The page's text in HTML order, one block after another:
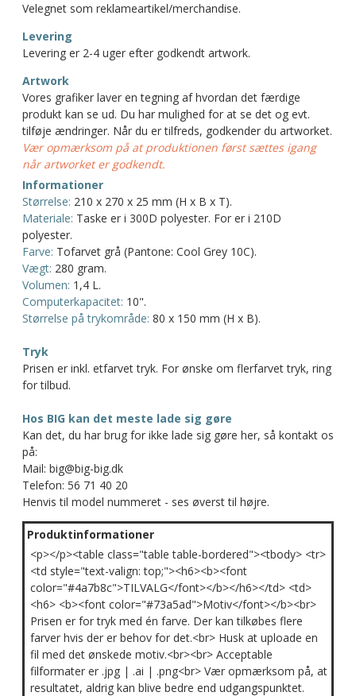
Velegnet som reklameartikel/merchandise.
Levering
Levering er 2-4 uger efter godkendt artwork.
Artwork
Vores grafiker laver en tegning af hvordan det færdige
produkt kan se ud. Du har mulighed for at se det og evt.
tilføje ændringer. Når du er tilfreds, godkender du artworket.
Vær opmærksom på at produktionen først sættes igang
når artworket er godkendt.
Informationer
Størrelse: 210 x 270 x 25 mm (H x B x T).
Materiale: Taske er i 300D polyester. For er i 210D
polyester.
Farve: Tofarvet grå (Pantone: Cool Grey 10C).
Vægt: 280 gram.
Volumen: 1,4 L.
Computerkapacitet: 10".
Størrelse på trykområde: 80 x 150 mm (H x B).
Tryk
Prisen er inkl. etfarvet tryk. For ønske om flerfarvet tryk, ring
for tilbud.
Hos BIG kan det meste lade sig gøre
Kan det, du har brug for ikke lade sig gøre her, så kontakt os
på:
Mail: big@big-big.dk
Telefon: 56 71 40 20
Henvis til model nummeret - ses øverst til højre.
Produktinformationer
<p></p><table class="table table-bordered"><tbody> <tr>
<td style="text-valign: top;"><h6><b><font
color="#4a7b8c">TILVALG</font></b></h6></td> <td>
<h6> <b><font color="#73a5ad">Motiv</font></b><br>
Prisen er for tryk med én farve. Der kan tilkøbes flere
farver hvis der er behov for det.<br> Husk at uploade en
fil med det ønskede motiv.<br><br> Acceptable
filformater er .jpg | .ai | .png<br> Vær opmærksom på, at
resultatet, aldrig kan blive bedre end udgangspunktet.